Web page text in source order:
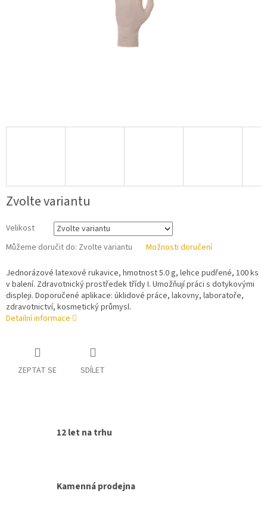
Zvolte variantu
Velikost
Můžeme doručit do: Zvolte variantu Možnosti doručení
Jednorázové latexové rukavice, hmotnost 5.0 g, lehce pudřené, 100 ks
v balení. Zdravotnický prostředek třídy I. Umožňují práci s dotykovými
displeji. Doporučené aplikace: úklidové práce, lakovny, laboratoře,
zdravotnictví, kosmetický průmysl.
Detailní informace
ZEPTAT SE SDÍLET
12 let na trhu
Kamenná prodejna